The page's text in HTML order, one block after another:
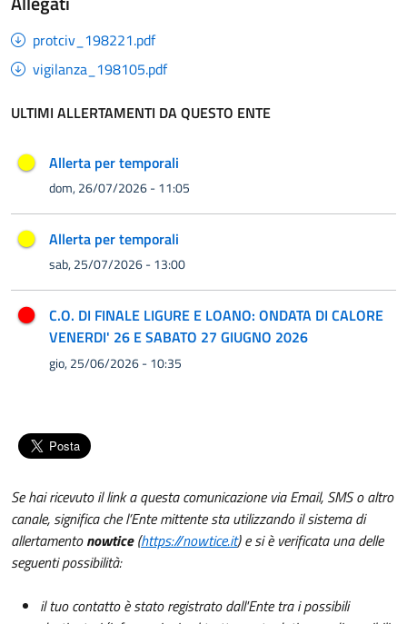
protciv_198221.pdf
vigilanza_198105.pdf
ULTIMI ALLERTAMENTI DA QUESTO ENTE
Allerta per temporali
dom, 26/07/2026 - 11:05
Allerta per temporali
sab, 25/07/2026 - 13:00
C.O. DI FINALE LIGURE E LOANO: ONDATA DI CALORE
VENERDI' 26 E SABATO 27 GIUGNO 2026
gio, 25/06/2026 - 10:35
Se hai ricevuto il link a questa comunicazione via Email, SMS o altro
canale, significa che l’Ente mittente sta utilizzando il sistema di
allertamentonowtice(https://nowtice.it) e si è verificata una delle
seguenti possibilità:
il tuo contatto è stato registrato dall'Ente tra i possibili